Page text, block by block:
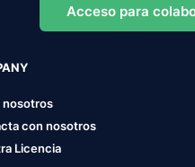
Acceso para
nosotros
con nosotros
Licencia